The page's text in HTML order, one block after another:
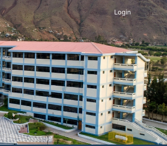
Carmen Isabel" Login